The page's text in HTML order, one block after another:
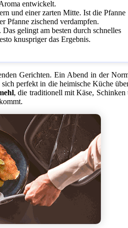
entwickelt.
und einer zarten Mitte. Ist die Pfanne
Pfanne zischend verdampfen.
gelingt am besten durch schnelles
knuspriger das Ergebnis.
Gerichten. Ein Abend in der
perfekt in die heimische Küche
, die traditionell mit Käse, Schinken